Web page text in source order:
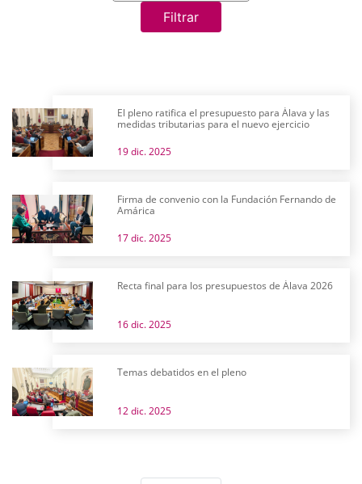
Filtrar
El pleno ratifica el presupuesto para Álava y las
medidas tributarias para el nuevo ejercicio
19 dic. 2025
Firma de convenio con la Fundación Fernando de
Amárica
17 dic. 2025
Recta final para los presupuestos de Álava 2026
16 dic. 2025
Temas debatidos en el pleno
12 dic. 2025